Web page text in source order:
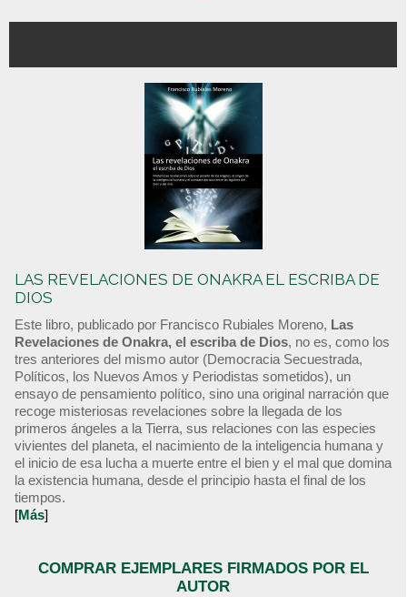
LAS REVELACIONES DE ONAKRA EL ESCRIBA DE
DIOS
Este libro, publicado por Francisco Rubiales Moreno, Las
Revelaciones de Onakra, el escriba de Dios, no es, como los
tres anteriores del mismo autor (Democracia Secuestrada,
Políticos, los Nuevos Amos y Periodistas sometidos), un
ensayo de pensamiento político, sino una original narración que
recoge misteriosas revelaciones sobre la llegada de los
primeros ángeles a la Tierra, sus relaciones con las especies
vivientes del planeta, el nacimiento de la inteligencia humana y
el inicio de esa lucha a muerte entre el bien y el mal que domina
la existencia humana, desde el principio hasta el final de los
tiempos.
[Más]
COMPRAR EJEMPLARES FIRMADOS POR EL
AUTOR